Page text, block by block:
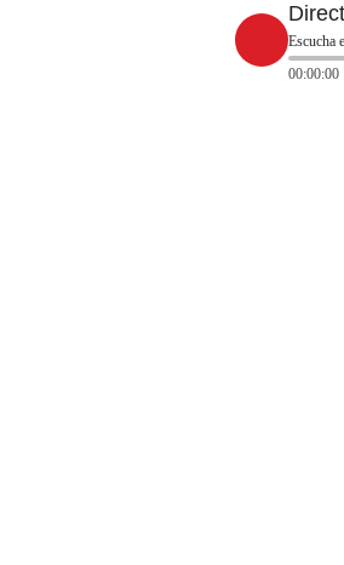
Escucha
00:00:00